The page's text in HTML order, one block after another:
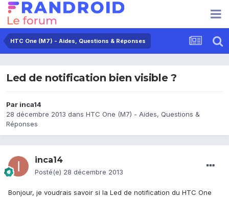
HTC One (M7) - Aides, Questions & Réponses
Led de notification bien visible ?
Par inca14
28 décembre 2013 dans HTC One (M7) - Aides, Questions &
Réponses
inca14
Posté(e) 28 décembre 2013
Bonjour, je voudrais savoir si la Led de notification du HTC One